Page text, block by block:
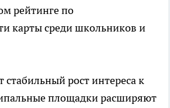
рейтинге по
карты среди школьников и
стабильный рост интереса к
площадки расширяют